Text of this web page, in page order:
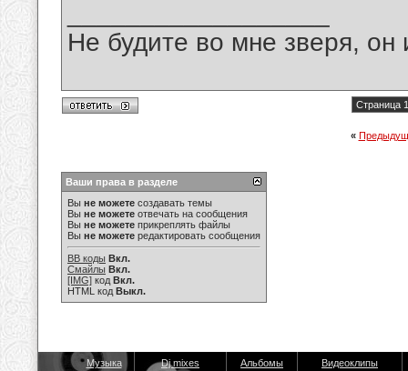
Не будите во мне зверя, он
Страница
«
Ваши права в разделе
Вы не можете создавать темы
Вы не можете отвечать на сообщения
Вы не можете прикреплять файлы
Вы не можете редактировать сообщения
BB коды Вкл.
Смайлы Вкл.
[IMG] код Вкл.
HTML код Выкл.
Музыка Dj mixes Альбомы Видеоклипы